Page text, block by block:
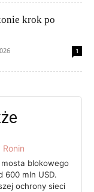
krok po
1
blokowego
600 mln USD.
ochrony sieci